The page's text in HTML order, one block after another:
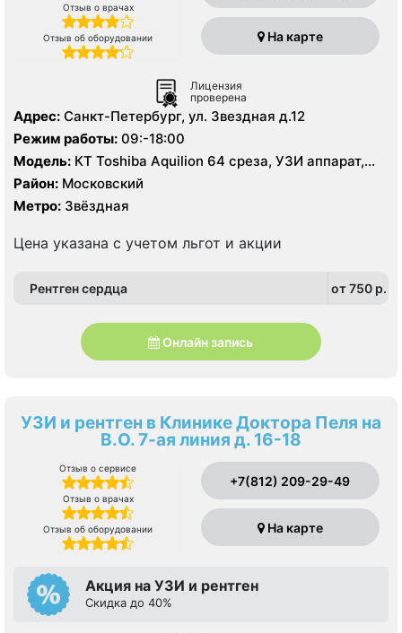
Отзыв о врачах
Отзыв об оборудовании На карте
Лицензия
проверена
Адрес: Санкт-Петербург, ул. Звездная д.12
Режим работы: 09:-18:00
Модель: КТ Toshiba Aquilion 64 среза, УЗИ аппарат,
рентген
Район: Московский
Метро: Звёздная
Цена указана с учетом льгот и акции
Рентген сердца от 750 p.
Онлайн запись
УЗИ и рентген в Клинике Доктора Пеля на
В.О. 7-ая линия д. 16-18
Отзыв о сервисе
Отзыв о врачах
Отзыв об оборудовании
+7(812) 209-29-49
На карте
Акция на УЗИ и рентген
Скидка до 40%